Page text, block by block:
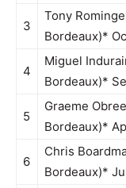
3
Tony
Bordeaux)*
4
Miguel
Bordeaux)*
5
Graeme
Bordeaux)*
6
Chris
Bordeaux)*